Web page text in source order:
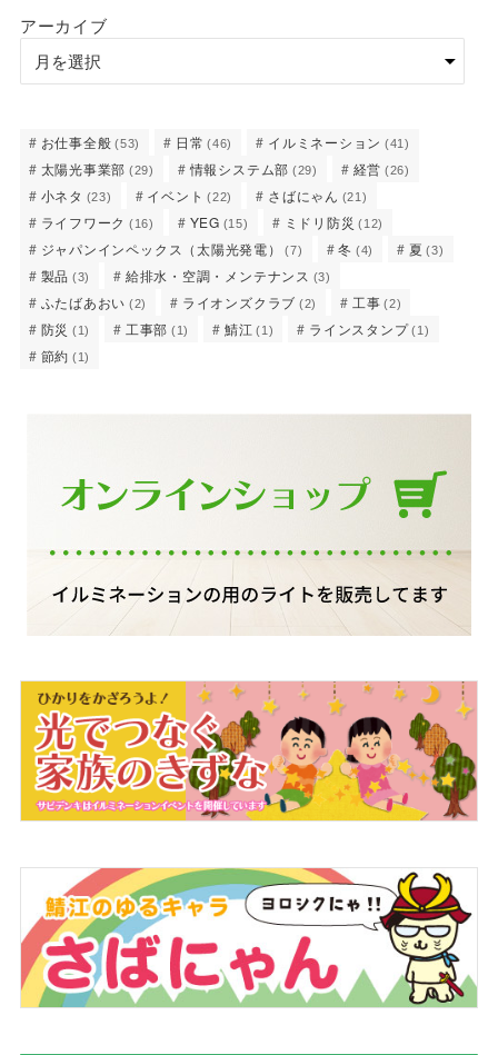
アーカイブ
お仕事全般 (53) 日常 (46) イルミネーション (41)
太陽光事業部 (29) 情報システム部 (29) 経営 (26)
小ネタ (23) イベント (22) さばにゃん (21)
ライフワーク (16) YEG (15) ミドリ防災 (12)
ジャパンインペックス（太陽光発電） (7) 冬 (4) 夏 (3)
製品 (3) 給排水・空調・メンテナンス (3)
ふたばあおい (2) ライオンズクラブ (2) 工事 (2)
防災 (1) 工事部 (1) 鯖江 (1) ラインスタンプ (1)
節約 (1)